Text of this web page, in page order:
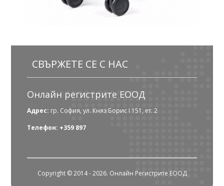
СВЪРЖЕТЕ СЕ С НАС
Онлайн регистрите ЕООД
Адрес: гр. София, ул. Княз Борис I 151, ет. 2
Телефон: +359 897
Copyright © 2014 - 2026. Онлайн Регистрите ЕООД